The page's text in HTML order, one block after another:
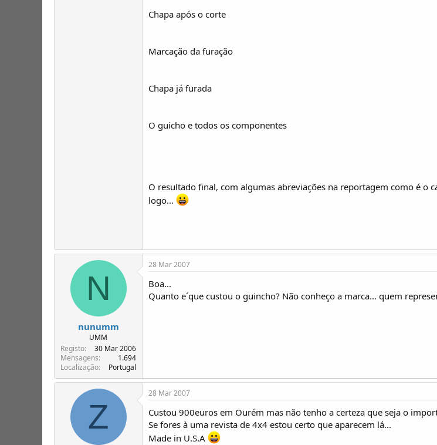
Chapa após o corte
Marcação da furação
Chapa já furada
O guicho e todos os componentes
O resultado final, com algumas abreviações na reportagem como é o
logo...
N
nunumm
UMM
Registo
30 Mar 2006
Mensagens
1.694
Localização
Portugal
28 Mar 2007
Boa...
Quanto e´que custou o guincho? Não conheço a marca... quem
Z
28 Mar 2007
Custou 900euros em Ourém mas não tenho a certeza que seja o
Se fores à uma revista de 4x4 estou certo que aparecem lá...
Made in U.S.A